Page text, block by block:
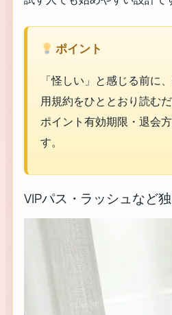
ポイント
「怪しい」と感じる前に
用規約をひととおり読む
ポイント有効期限・退会
す。
VIPパス・ラッシュなど